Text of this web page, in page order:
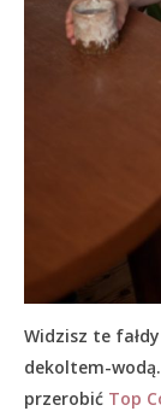
Widzisz te
dekoltem-
przerobić Top